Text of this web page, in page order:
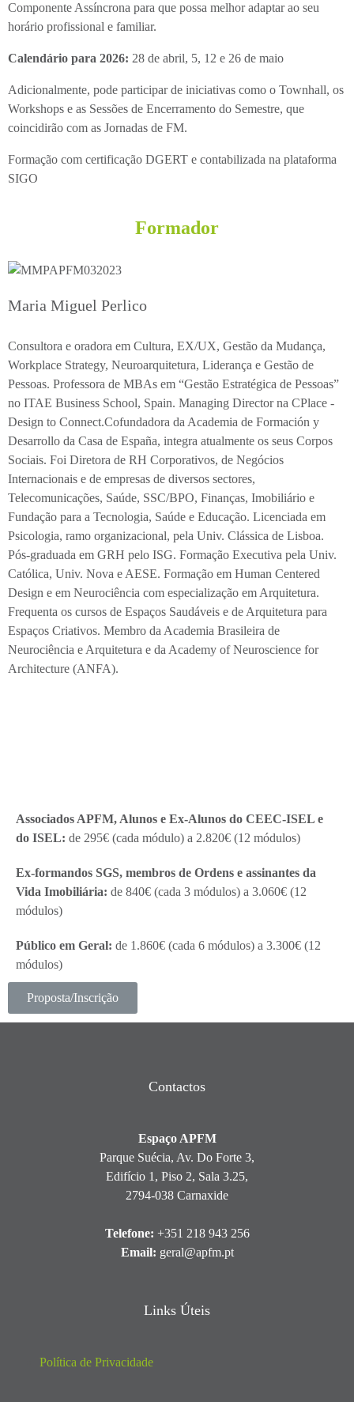
Componente Assíncrona para que possa melhor adaptar ao seu
horário profissional e familiar.
Calendário para 2026: 28 de abril, 5, 12 e 26 de maio
Adicionalmente, pode participar de iniciativas como o Townhall, os
Workshops e as Sessões de Encerramento do Semestre, que
coincidirão com as Jornadas de FM.
Formação com certificação DGERT e contabilizada na plataforma
SIGO
Formador
Maria Miguel Perlico
Consultora e oradora em Cultura, EX/UX, Gestão da Mudança,
Workplace Strategy, Neuroarquitetura, Liderança e Gestão de
Pessoas. Professora de MBAs em “Gestão Estratégica de Pessoas”
no ITAE Business School, Spain. Managing Director na CPlace -
Design to Connect.Cofundadora da Academia de Formación y
Desarrollo da Casa de España, integra atualmente os seus Corpos
Sociais. Foi Diretora de RH Corporativos, de Negócios
Internacionais e de empresas de diversos sectores,
Telecomunicações, Saúde, SSC/BPO, Finanças, Imobiliário e
Fundação para a Tecnologia, Saúde e Educação. Licenciada em
Psicologia, ramo organizacional, pela Univ. Clássica de Lisboa.
Pós-graduada em GRH pelo ISG. Formação Executiva pela Univ.
Católica, Univ. Nova e AESE. Formação em Human Centered
Design e em Neurociência com especialização em Arquitetura.
Frequenta os cursos de Espaços Saudáveis e de Arquitetura para
Espaços Criativos. Membro da Academia Brasileira de
Neurociência e Arquitetura e da Academy of Neuroscience for
Architecture (ANFA).
Associados APFM, Alunos e Ex-Alunos do CEEC-ISEL e
do ISEL: de 295€ (cada módulo) a 2.820€ (12 módulos)
Ex-formandos SGS, membros de Ordens e assinantes da
Vida Imobiliária: de 840€ (cada 3 módulos) a 3.060€ (12
módulos)
Público em Geral: de 1.860€ (cada 6 módulos) a 3.300€ (12
módulos)
Proposta/Inscrição
Contactos
Espaço APFM
Parque Suécia, Av. Do Forte 3,
Edifício 1, Piso 2, Sala 3.25,
2794-038 Carnaxide
Telefone: +351 218 943 256
Email: geral@apfm.pt
Links Úteis
Política de Privacidade